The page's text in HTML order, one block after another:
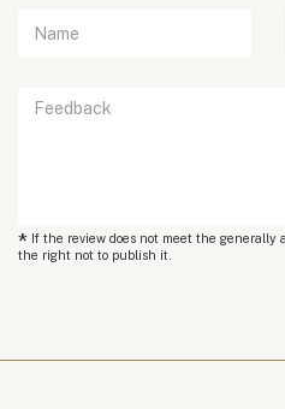
* If the review does not meet the generally
the right not to publish it.